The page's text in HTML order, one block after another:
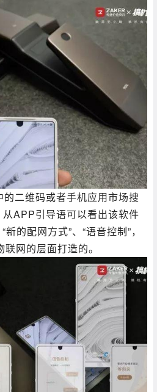
二维码或者手机应用市场搜
APP引导语可以看出该软件
的配网方式”、“语音控制”，
网的层面打造的。